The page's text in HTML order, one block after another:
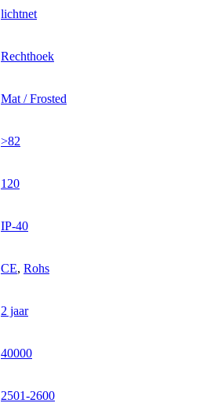
lichtnet
Rechthoek
Mat / Frosted
>82
120
IP-40
CE, Rohs
2 jaar
40000
2501-2600